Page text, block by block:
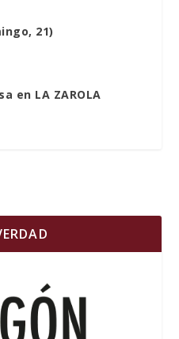
21)
en LA ZAROLA